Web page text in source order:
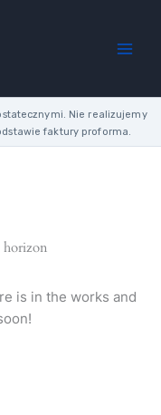
Nie realizujemy
faktury proforma.
horizon
is in the works and